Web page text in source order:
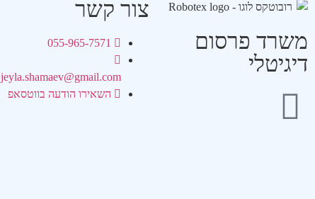
משרד פרסום
דיגיטלי
צור קשר
055-965-7571
jeyla.shamaev@gmail.com
השאירו הודעה בווטסאפ